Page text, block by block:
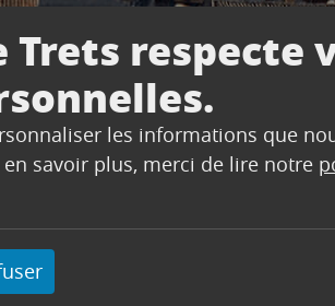
Trets respecte
les informations que
savoir plus, merci de lire notre